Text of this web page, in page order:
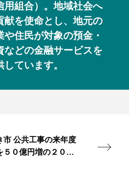
用組合）。地域社会へ
献を使命とし、地元の
や住民が対象の預金・
などの金融サービスを
しています。
市 公共工事の来年度
５０億円増の２００